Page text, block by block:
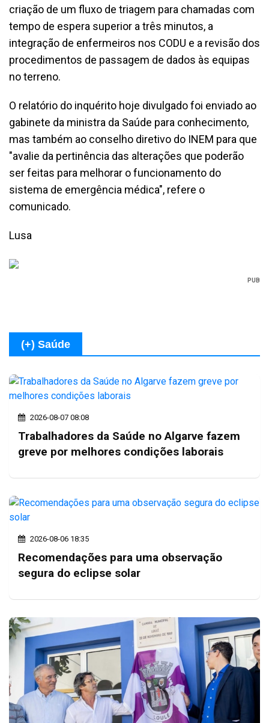
criação de um fluxo de triagem para chamadas com
tempo de espera superior a três minutos, a
integração de enfermeiros nos CODU e a revisão dos
procedimentos de passagem de dados às equipas
no terreno.
O relatório do inquérito hoje divulgado foi enviado ao
gabinete da ministra da Saúde para conhecimento,
mas também ao conselho diretivo do INEM para que
"avalie da pertinência das alterações que poderão
ser feitas para melhorar o funcionamento do
sistema de emergência médica", refere o
comunicado.
Lusa
PUB
(+) Saúde
2026-08-07 08:08
Trabalhadores da Saúde no Algarve fazem
greve por melhores condições laborais
2026-08-06 18:35
Recomendações para uma observação
segura do eclipse solar